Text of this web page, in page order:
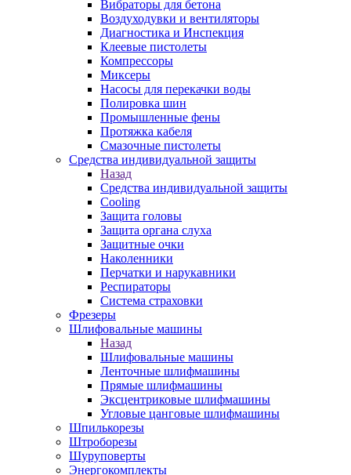
Вибраторы для бетона
Воздуходувки и вентиляторы
Диагностика и Инспекция
Клеевые пистолеты
Компрессоры
Миксеры
Насосы для перекачки воды
Полировка шин
Промышленные фены
Протяжка кабеля
Смазочные пистолеты
Средства индивидуальной защиты
Назад
Средства индивидуальной защиты
Cooling
Защита головы
Защита органа слуха
Защитные очки
Наколенники
Перчатки и нарукавники
Респираторы
Система страховки
Фрезеры
Шлифовальные машины
Назад
Шлифовальные машины
Ленточные шлифмашины
Прямые шлифмашины
Эксцентриковые шлифмашины
Угловые цанговые шлифмашины
Шпилькорезы
Штроборезы
Шуруповерты
Энергокомплекты